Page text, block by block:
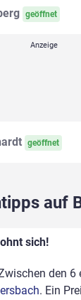
geöffnet
geöffnet
auf
sich!
den
. Ein